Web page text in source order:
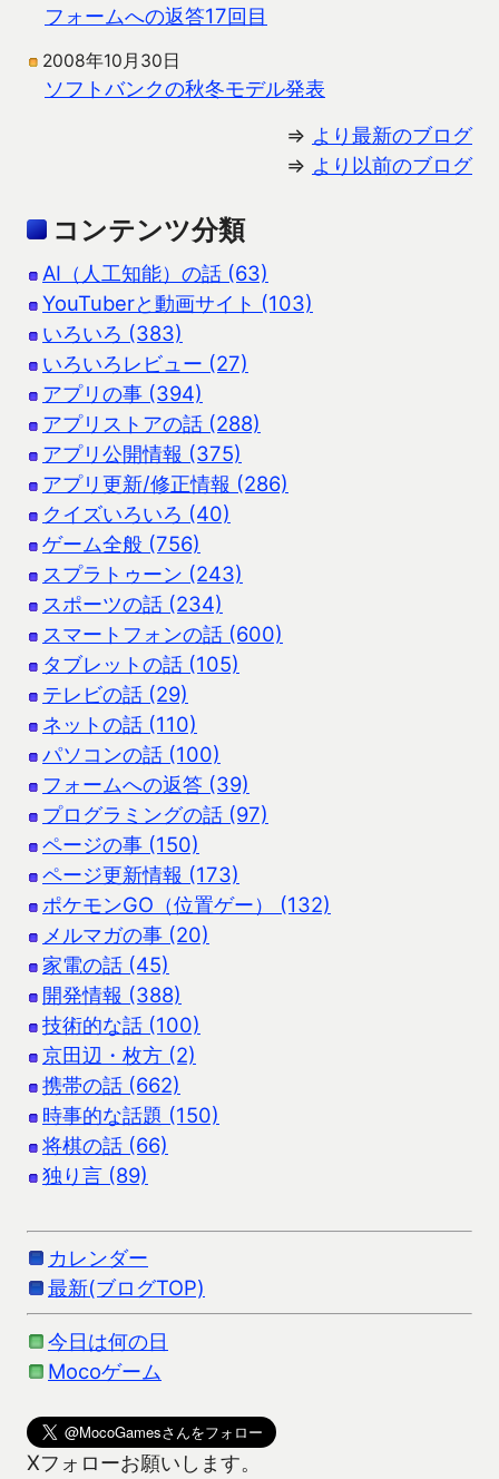
フォームへの返答17回目
2008年10月30日
ソフトバンクの秋冬モデル発表
⇒ より最新のブログ
⇒ より以前のブログ
コンテンツ分類
AI（人工知能）の話 (63)
YouTuberと動画サイト (103)
いろいろ (383)
いろいろレビュー (27)
アプリの事 (394)
アプリストアの話 (288)
アプリ公開情報 (375)
アプリ更新/修正情報 (286)
クイズいろいろ (40)
ゲーム全般 (756)
スプラトゥーン (243)
スポーツの話 (234)
スマートフォンの話 (600)
タブレットの話 (105)
テレビの話 (29)
ネットの話 (110)
パソコンの話 (100)
フォームへの返答 (39)
プログラミングの話 (97)
ページの事 (150)
ページ更新情報 (173)
ポケモンGO（位置ゲー） (132)
メルマガの事 (20)
家電の話 (45)
開発情報 (388)
技術的な話 (100)
京田辺・枚方 (2)
携帯の話 (662)
時事的な話題 (150)
将棋の話 (66)
独り言 (89)
カレンダー
最新(ブログTOP)
今日は何の日
Mocoゲーム
Xフォローお願いします。